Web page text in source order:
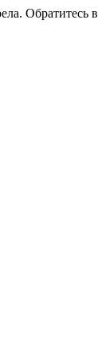
Обратитесь